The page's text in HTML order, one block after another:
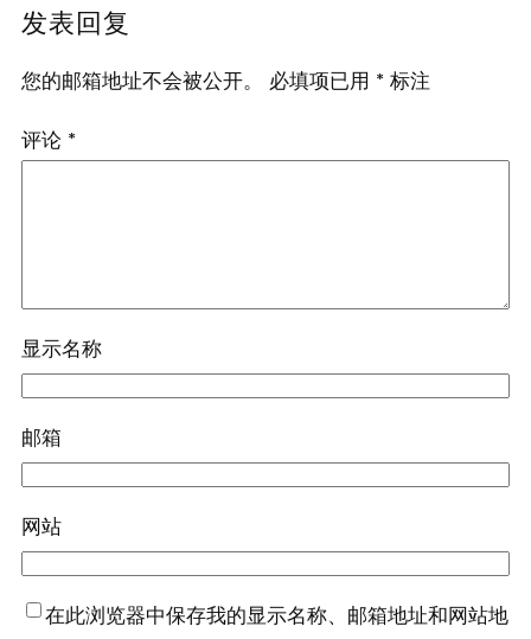
发表回复
您的邮箱地址不会被公开。 必填项已用 * 标注
评论 *
显示名称
邮箱
网站
在此浏览器中保存我的显示名称、邮箱地址和网站地